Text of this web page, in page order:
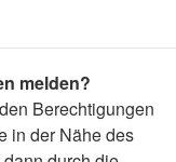
melden?
Berechtigungen
in der Nähe des